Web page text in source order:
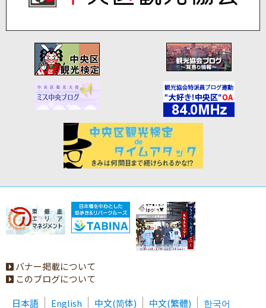
バナー掲載について
このブログについて
日本語
English 中文(简体) 中文(繁體) 한국어